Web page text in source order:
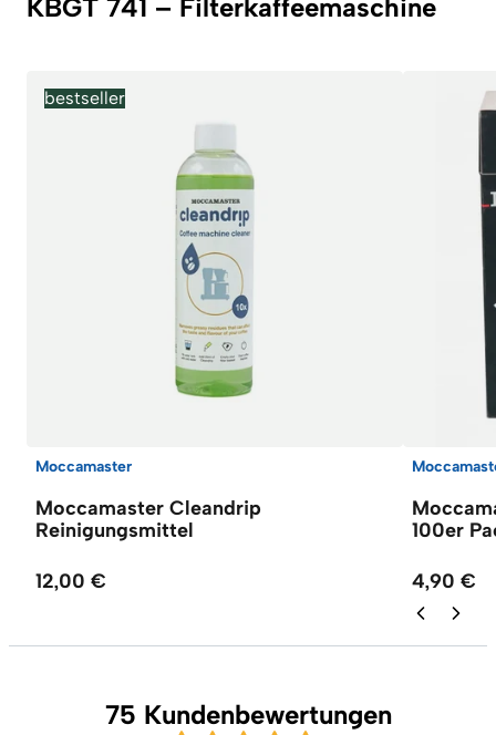
KBGT 741 – Filterkaffeemaschine
bestseller
Moccamaster
Moccamaster Cleandrip
Reinigungsmittel
12,00 €
100er
4,90 €
75 Kundenbewertungen